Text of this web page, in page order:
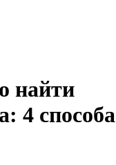
найти
4 способа